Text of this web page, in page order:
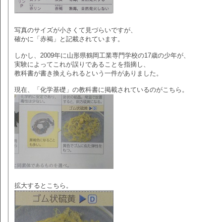
写真のサイズが小さくて見づらいですが、
確かに「赤褐」と記載されています。
しかし、2009年に山形県鶴岡工業専門学校の17歳の少年が、
実験によってこれが誤りであることを指摘し、
教科書が書き換えられるという一件がありました。
現在、「化学基礎」の教科書に掲載されているのがこちら。
拡大するとこちら。